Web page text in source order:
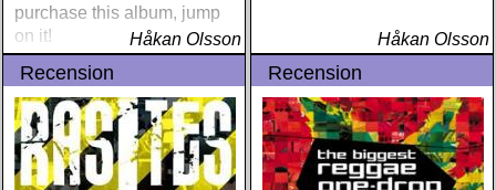
purchase this album, jump
on it!
Håkan Olsson Håkan Olsson
Recension Recension